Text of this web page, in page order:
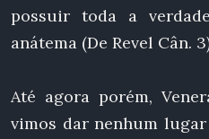
possuir toda a
anátema (De Revel Cân.
Até agora porém,
vimos dar nenhum